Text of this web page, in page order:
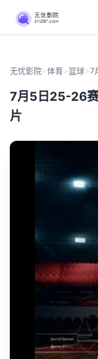
无忧影院>体育>篮球>7
7月5日25-26
片